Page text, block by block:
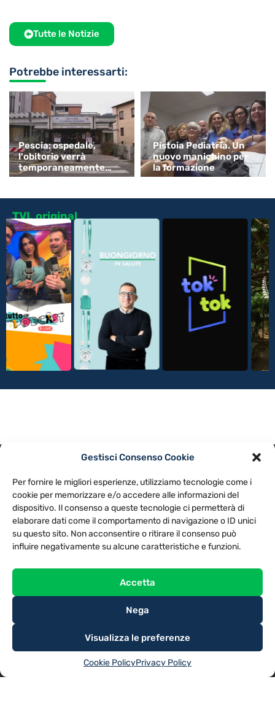
Gestisci Consenso Cookie
Per fornire le migliori esperienze, utilizziamo tecnologie come i
cookie per memorizzare e/o accedere alle informazioni del
dispositivo. Il consenso a queste tecnologie ci permetterà di
elaborare dati come il comportamento di navigazione o ID unici
su questo sito. Non acconsentire o ritirare il consenso può
influire negativamente su alcune caratteristiche e funzioni.
Accetta
Nega
Visualizza le preferenze
Cookie PolicyPrivacy Policy
Tutte le Notizie
Potrebbe interessarti:
Pescia: ospedale,
l'obitorio verrà
temporaneamente
spostato
Pistoia Pediatria. Un
nuovo manichino per
la formazione
TVL original
NOTE LEGALI
CONTATTACI PREFERENZE
TV LIBERA S.P.A.
Via Monteleonese 95/21 – 51100 Pistoia (PT)
Tel. 0573.9136 / Fax 0573.913615